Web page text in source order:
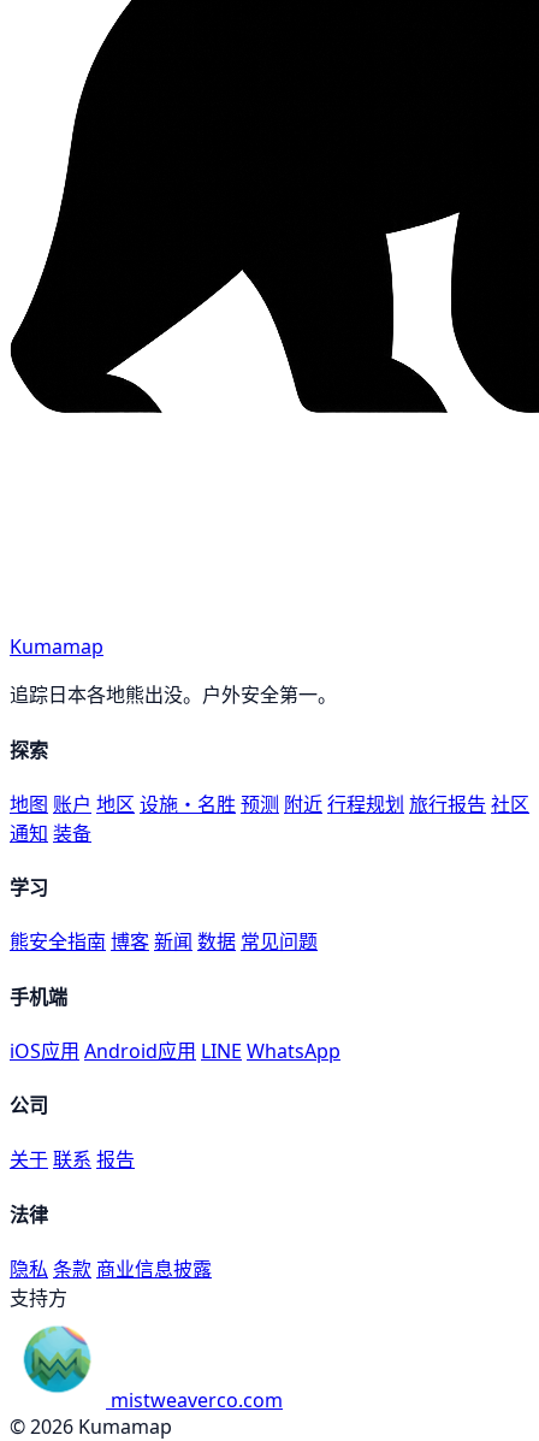
Kumamap
追踪日本各地熊出没。户外安全第一。
探索
地图 账户 地区 设施・名胜 预测 附近行程规划 旅行报告 社区
通知 装备
学习
熊安全指南 博客新闻 数据 常见问题
手机端
iOS应用 Android应用 LINE WhatsApp
公司
关于联系 报告
法律
隐私 条款 商业信息披露
支持方
mistweaverco.com
© 2026 Kumamap